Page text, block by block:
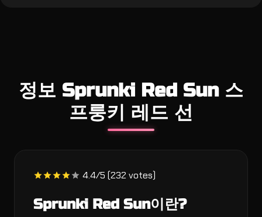
정보 Sprunki Red Sun 스
프룽키 레드 선
4.4/5 (232 votes)
Sprunki Red Sun이란?